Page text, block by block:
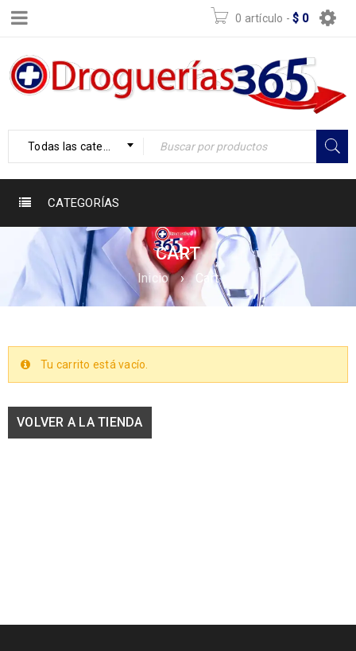
0 artículo - $ 0
Todas las categorías
CATEGORÍAS
CART
Inicio › Cart
Tu carrito está vacío.
VOLVER A LA TIENDA